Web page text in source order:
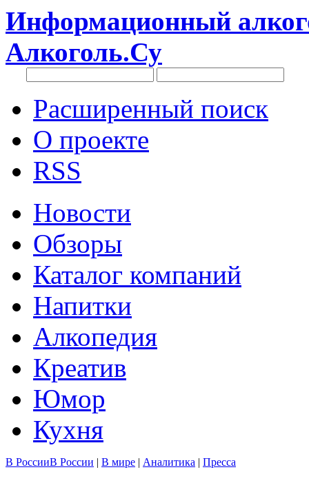
Информационный
Алкоголь.Су
Расширенный поиск
О проекте
RSS
Новости
Обзоры
Каталог компаний
Напитки
Алкопедия
Креатив
Юмор
Кухня
В РоссииВ России | В мире | Аналитика | Пресса